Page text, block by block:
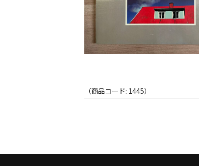
（商品コード: 1445）